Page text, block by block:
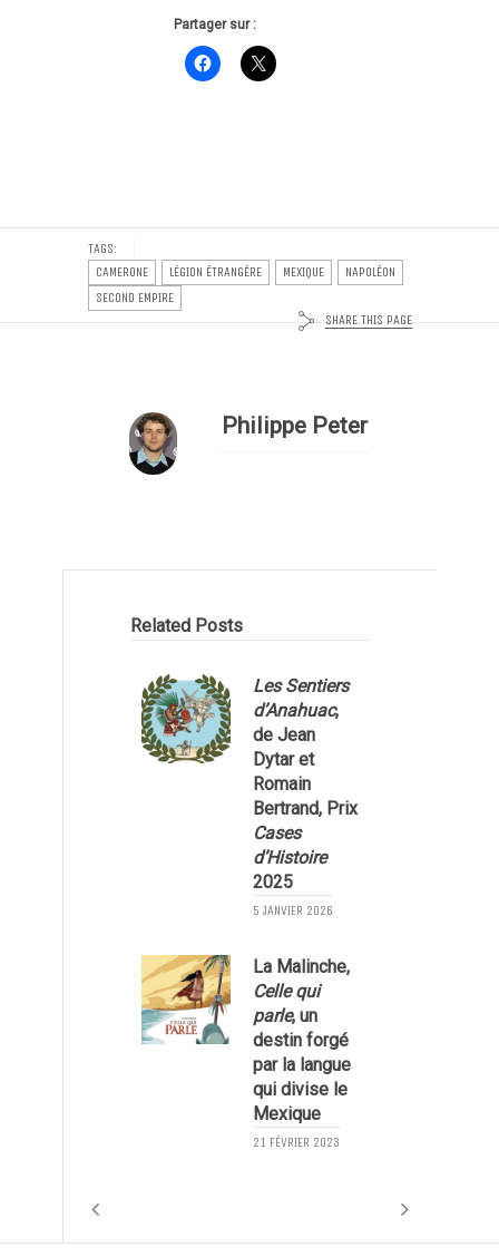
Partager sur :
TAGS:
CAMERONE
LÉGION ÉTRANGÈRE MEXIQUE
NAPOLÉON
SECOND EMPIRE
SHARE THIS PAGE
Philippe Peter
Related Posts
Les Sentiers
d’Anahuac,
de Jean
Dytar et
Romain
Bertrand, Prix
Cases
d’Histoire
2025
5 JANVIER 2026
La Malinche,
Celle qui
parle, un
destin forgé
par la langue
qui divise le
Mexique
21 FÉVRIER 2023